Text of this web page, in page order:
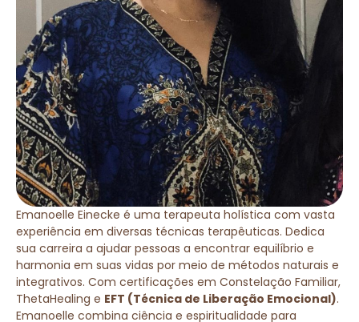
Emanoelle Einecke é uma terapeuta holística com vasta
experiência em diversas técnicas terapêuticas. Dedica
sua carreira a ajudar pessoas a encontrar equilíbrio e
harmonia em suas vidas por meio de métodos naturais e
integrativos. Com certificações em Constelação Familiar,
ThetaHealing e EFT (Técnica de Liberação Emocional).
Emanoelle combina ciência e espiritualidade para